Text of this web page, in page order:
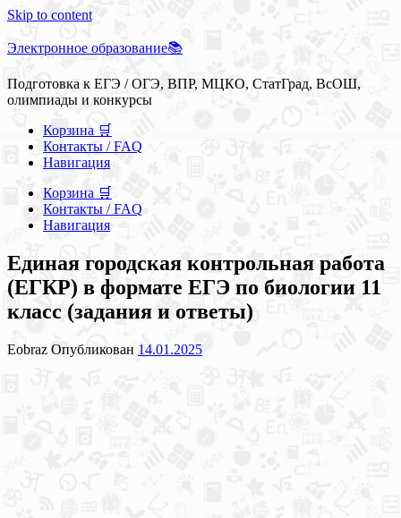
Skip to content
Электронное образование📚
Подготовка к ЕГЭ / ОГЭ, ВПР, МЦКО, СтатГрад, ВсОШ,
олимпиады и конкурсы
Корзина 🛒
Контакты / FAQ
Навигация
Корзина 🛒
Контакты / FAQ
Навигация
Единая городская контрольная работа
(ЕГКР) в формате ЕГЭ по биологии 11
класс (задания и ответы)
Eobraz Опубликован 14.01.2025